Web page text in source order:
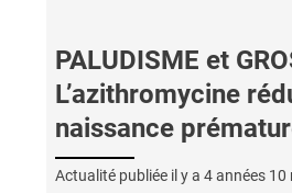
PALUDISME et
L’azithromycine
naissance
Actualité publiée il y a 4 années 10